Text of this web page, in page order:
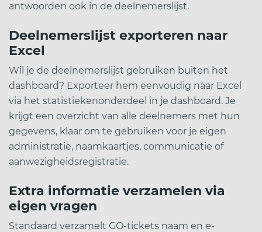
antwoorden ook in de deelnemerslijst.
Deelnemerslijst exporteren naar
Excel
Wil je de deelnemerslijst gebruiken buiten het
dashboard? Exporteer hem eenvoudig naar Excel
via het statistiekenonderdeel in je dashboard. Je
krijgt een overzicht van alle deelnemers met hun
gegevens, klaar om te gebruiken voor je eigen
administratie, naamkaartjes, communicatie of
aanwezigheidsregistratie.
Extra informatie verzamelen via
eigen vragen
Standaard verzamelt GO-tickets naam en e-